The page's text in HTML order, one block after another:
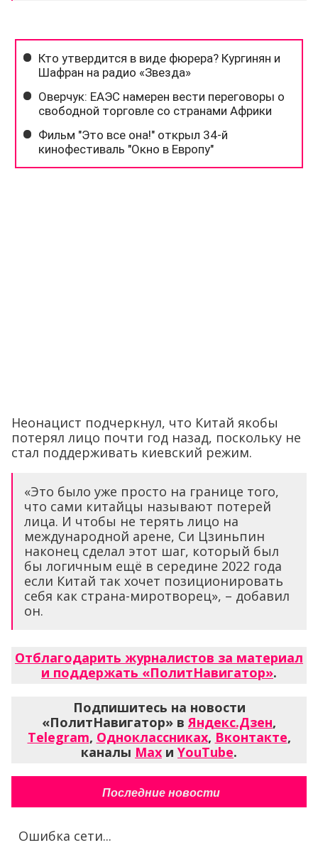
Неонацист подчеркнул, что Китай якобы
потерял лицо почти год назад, поскольку не
стал поддерживать киевский режим.
«Это было уже просто на границе того,
что сами китайцы называют потерей
лица. И чтобы не терять лицо на
международной арене, Си Цзиньпин
наконец сделал этот шаг, который был
бы логичным ещё в середине 2022 года
если Китай так хочет позиционировать
себя как страна-миротворец», – добавил
он.
Отблагодарить журналистов за материал
и поддержать «ПолитНавигатор».
Подпишитесь на новости
«ПолитНавигатор» вЯндекс.Дзен,
Telegram, Одноклассниках, Вконтакте,
каналы Max и YouTube.
Последние новости
Ошибка сети...